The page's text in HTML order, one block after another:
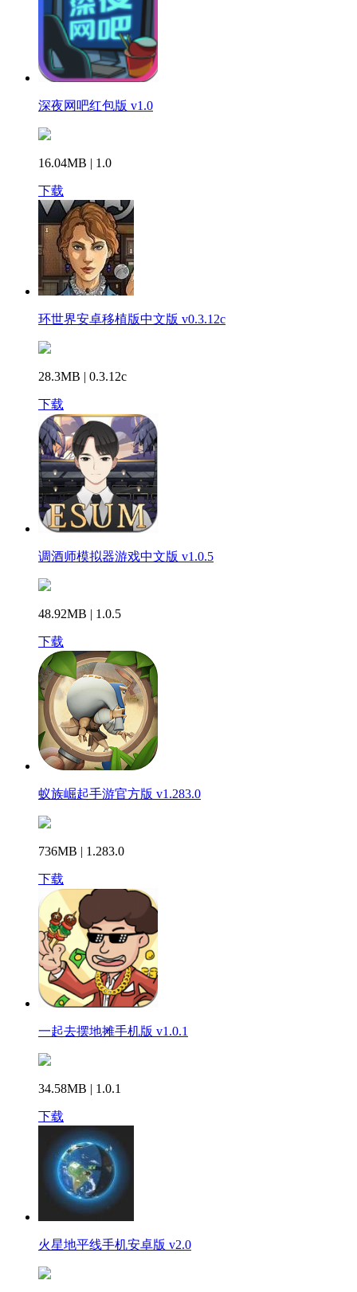
深夜网吧红包版 v1.0
16.04MB | 1.0
下载
环世界安卓移植版中文版 v0.3.12c
28.3MB | 0.3.12c
下载
调酒师模拟器游戏中文版 v1.0.5
48.92MB | 1.0.5
下载
蚁族崛起手游官方版 v1.283.0
736MB | 1.283.0
下载
一起去摆地摊手机版 v1.0.1
34.58MB | 1.0.1
下载
火星地平线手机安卓版 v2.0